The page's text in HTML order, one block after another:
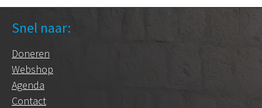
Snel naar:
Doneren
Webshop
Agenda
Contact